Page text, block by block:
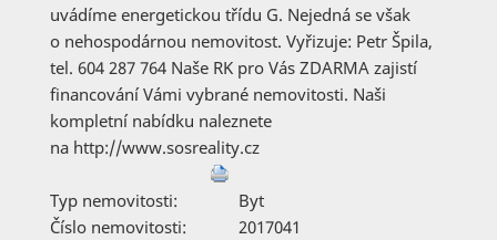
uvádíme energetickou třídu G. Nejedná se však
o nehospodárnou nemovitost. Vyřizuje: Petr Špila,
tel. 604 287 764 Naše RK pro Vás ZDARMA zajistí
financování Vámi vybrané nemovitosti. Naši
kompletní nabídku naleznete
na http://www.sosreality.cz
Typ nemovitosti:
Byt
Číslo nemovitosti:
2017041